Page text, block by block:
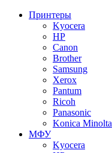
Принтеры
Kyocera
HP
Canon
Brother
Samsung
Xerox
Pantum
Ricoh
Panasonic
Konica Minolta
МФУ
Kyocera